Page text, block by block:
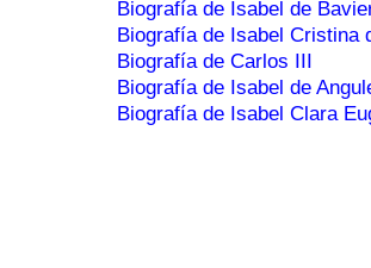
Biografía de Isabel de
Biografía de Isabel Cristina
Biografía de Carlos III
Biografía de Isabel de
Biografía de Isabel Clara